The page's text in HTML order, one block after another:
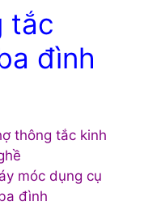
tắc
đình
thông tắc kinh
móc dụng cụ
đình